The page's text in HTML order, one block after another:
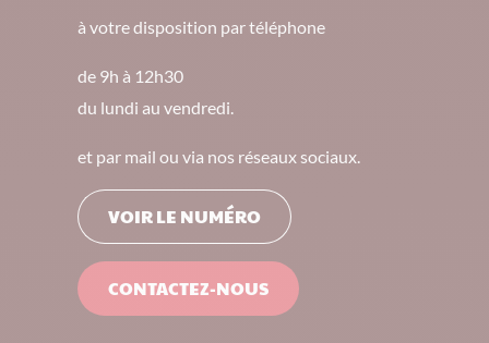
à votre disposition par téléphone
de 9h à 12h30
du lundi au vendredi.
et par mail ou via nos réseaux sociaux.
VOIR LE NUMÉRO
CONTACTEZ-NOUS